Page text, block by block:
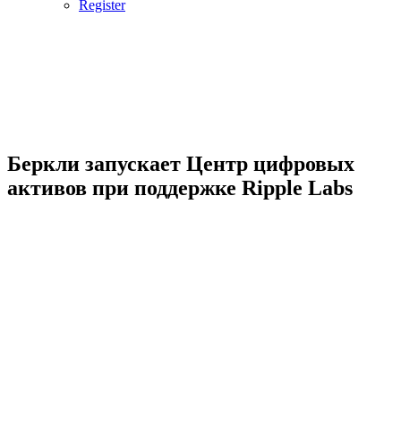
Register
Беркли запускает Центр цифровых
активов при поддержке Ripple Labs